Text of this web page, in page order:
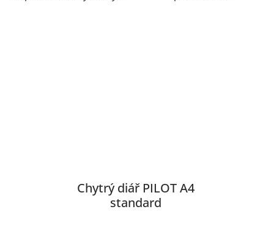
Chytrý diář PILOT A4
standard